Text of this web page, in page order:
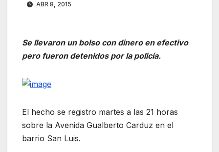
ABR 8, 2015
Se llevaron un bolso con dinero en efectivo
pero fueron detenidos por la policía.
El hecho se registro martes a las 21 horas
sobre la Avenida Gualberto Carduz en el
barrio San Luis.